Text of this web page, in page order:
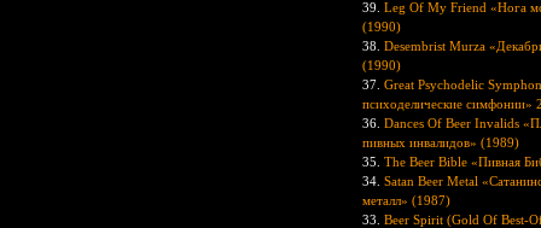
39. Leg Of My Friend «Нога
(1990)
38. Desembrist Murza
(1990)
37. Great Psychodelic
психоделические симфонии»
36. Dances Of Beer Invalids
пивных инвалидов» (1989)
35. The Beer Bible «Пивная
34. Satan Beer Metal
металл» (1987)
33. Beer Spirit (Gold Of Best-